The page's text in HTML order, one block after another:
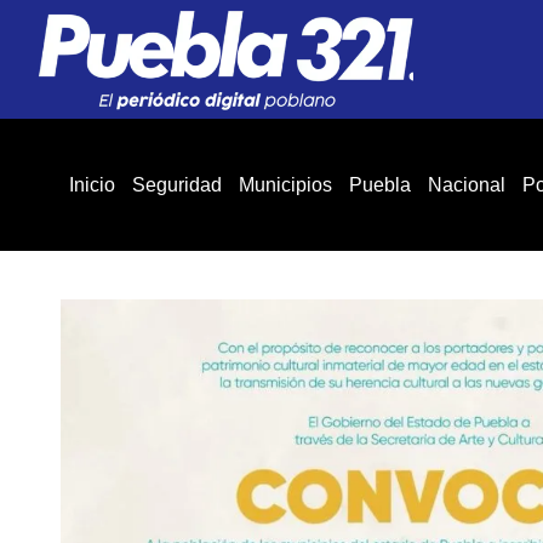
Inicio Seguridad Municipios Puebla Nacional